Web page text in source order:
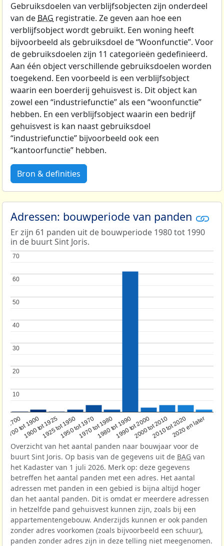
Gebruiksdoelen van verblijfsobjecten zijn onderdeel
van de BAG registratie. Ze geven aan hoe een
verblijfsobject wordt gebruikt. Een woning heeft
bijvoorbeeld als gebruiksdoel de “Woonfunctie”. Voor
de gebruiksdoelen zijn 11 categorieën gedefinieerd.
Aan één object verschillende gebruiksdoelen worden
toegekend. Een voorbeeld is een verblijfsobject
waarin een boerderij gehuisvest is. Dit object kan
zowel een “industriefunctie” als een “woonfunctie”
hebben. En een verblijfsobject waarin een bedrijf
gehuisvest is kan naast gebruiksdoel
“industriefunctie” bijvoorbeeld ook een
“kantoorfunctie” hebben.
Bron & definities
Adressen: bouwperiode van panden
Er zijn 61 panden uit de bouwperiode 1980 tot 1990
in de buurt Sint Joris.
1700
1700 tot 1900
1900 tot 19251925 tot 19501950 tot 19701970 tot 19801980 tot 19901990 tot 20002000 tot 20102010 tot 20202020 en later
10
10
20
20
30
30
40
40
50
50
60
60
70
70
Overzicht van het aantal panden naar bouwjaar voor de
buurt Sint Joris. Op basis van de gegevens uit de BAG van
het Kadaster van 1 juli 2026. Merk op: deze gegevens
betreffen het aantal panden met een adres. Het aantal
adressen met panden in een gebied is bijna altijd hoger
dan het aantal panden. Dit is omdat er meerdere adressen
in hetzelfde pand gehuisvest kunnen zijn, zoals bij een
appartementengebouw. Anderzijds kunnen er ook panden
zonder adres voorkomen (zoals bijvoorbeeld een schuur),
panden zonder adres zijn in deze telling niet meegenomen.